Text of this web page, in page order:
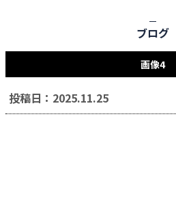
ブログ
画像4
投稿日：2025.11.25